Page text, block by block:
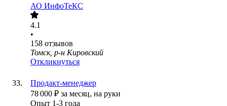
АО ИнфоТеКС
4.1
•
158 отзывов
Томск, р-н Кировский
Откликнуться
Продакт-менеджер
78 000 ₽ за месяц, на руки
Опыт 1-3 года